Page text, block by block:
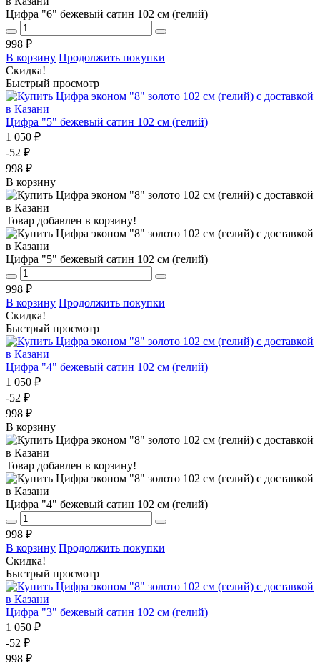
Цифра "6" бежевый сатин 102 см (гелий)
998 ₽
В корзину Продолжить покупки
Скидка!
Быстрый просмотр
Цифра "5" бежевый сатин 102 см (гелий)
1 050 ₽
-52 ₽
998 ₽
В корзину
Товар добавлен в корзину!
Цифра "5" бежевый сатин 102 см (гелий)
998 ₽
В корзину Продолжить покупки
Скидка!
Быстрый просмотр
Цифра "4" бежевый сатин 102 см (гелий)
1 050 ₽
-52 ₽
998 ₽
В корзину
Товар добавлен в корзину!
Цифра "4" бежевый сатин 102 см (гелий)
998 ₽
В корзину Продолжить покупки
Скидка!
Быстрый просмотр
Цифра "3" бежевый сатин 102 см (гелий)
1 050 ₽
-52 ₽
998 ₽